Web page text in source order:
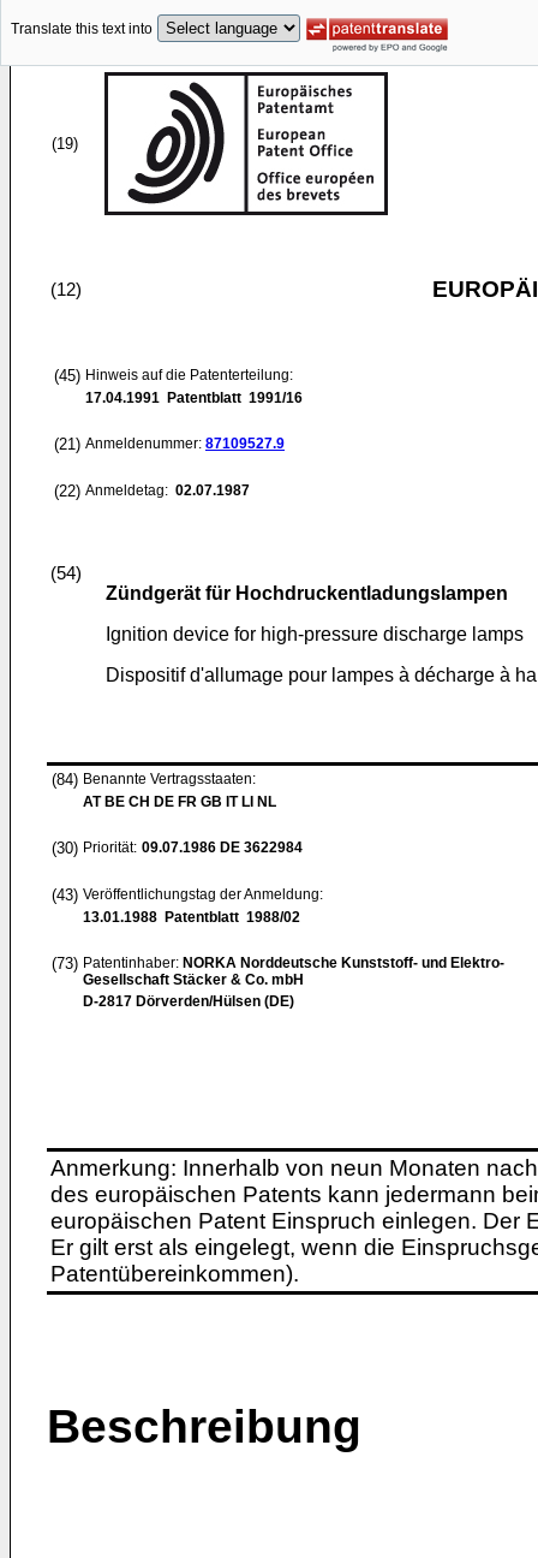
Translate this text into
(19)
(12)
(45) Hinweis auf die Patenterteilung:
17.04.1991 Patentblatt 1991/16
(21) Anmeldenummer: 87109527.9
(22) Anmeldetag: 02.07.1987
(54)
Zündgerät für Hochdruckentladungslampen
Ignition device for high-pressure discharge lamps
Dispositif d'allumage pour lampes à décharge à
(84) Benannte Vertragsstaaten:
AT BE CH DE FR GB IT LI NL
(30) Priorität: 09.07.1986 DE 3622984
(43) Veröffentlichungstag der Anmeldung:
13.01.1988 Patentblatt 1988/02
(73) Patentinhaber: NORKA Norddeutsche Kunststoff- und Elektro-
Gesellschaft Stäcker & Co. mbH
D-2817 Dörverden/Hülsen (DE)
Anmerkung: Innerhalb von neun Monaten
des europäischen Patents kann jedermann
europäischen Patent Einspruch einlegen. Der
Er gilt erst als eingelegt, wenn die
Patentübereinkommen).
Beschreibung